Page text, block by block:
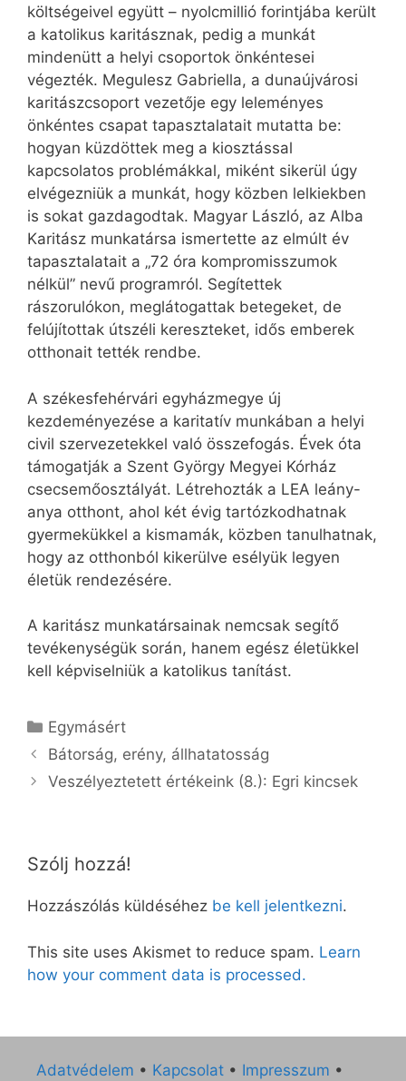
költségeivel együtt – nyolcmillió forintjába került
a katolikus karitásznak, pedig a munkát
mindenütt a helyi csoportok önkéntesei
végezték. Megulesz Gabriella, a dunaújvárosi
karitászcsoport vezetője egy leleményes
önkéntes csapat tapasztalatait mutatta be:
hogyan küzdöttek meg a kiosztással
kapcsolatos problémákkal, miként sikerül úgy
elvégezniük a munkát, hogy közben lelkiekben
is sokat gazdagodtak. Magyar László, az Alba
Karitász munkatársa ismertette az elmúlt év
tapasztalatait a „72 óra kompromisszumok
nélkül” nevű programról. Segítettek
rászorulókon, meglátogattak betegeket, de
felújítottak útszéli kereszteket, idős emberek
otthonait tették rendbe.
A székesfehérvári egyházmegye új
kezdeményezése a karitatív munkában a helyi
civil szervezetekkel való összefogás. Évek óta
támogatják a Szent György Megyei Kórház
csecsemőosztályát. Létrehozták a LEA leány-
anya otthont, ahol két évig tartózkodhatnak
gyermekükkel a kismamák, közben tanulhatnak,
hogy az otthonból kikerülve esélyük legyen
életük rendezésére.
A karitász munkatársainak nemcsak segítő
tevékenységük során, hanem egész életükkel
kell képviselniük a katolikus tanítást.
Kategória
Egymásért
Bátorság, erény, állhatatosság
Veszélyeztetett értékeink (8.): Egri kincsek
Szólj hozzá!
Hozzászólás küldéséhez be kell jelentkezni.
This site uses Akismet to reduce spam. Learn
how your comment data is processed.
Adatvédelem • Kapcsolat • Impresszum •